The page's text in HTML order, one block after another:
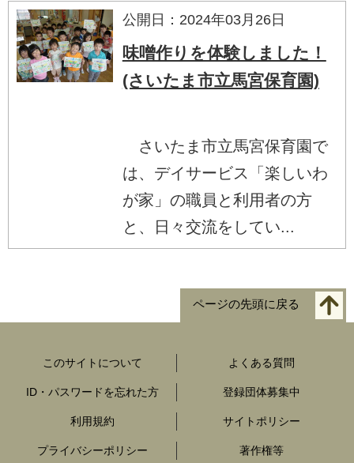
公開日：2024年03月26日
味噌作りを体験しました！
(さいたま市立馬宮保育園)
さいたま市立馬宮保育園で
は、デイサービス「楽しいわ
が家」の職員と利用者の方
と、日々交流をしてい...
ページの先頭に戻る
このサイトについて よくある質問
ID・パスワードを忘れた方 登録団体募集中
利用規約 サイトポリシー
プライバシーポリシー 著作権等